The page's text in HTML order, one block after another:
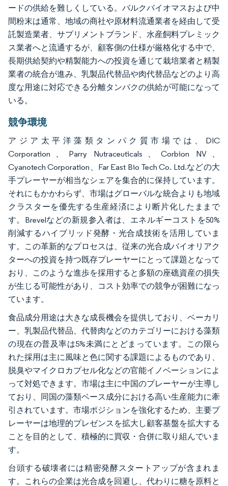
ードの供給を難しくしている。バルクバイオマスおよび中
間粉末は通常、地域の商社や原材料流通業者を経由して受
託製造業者、サプリメントブランド、水産飼料プレミック
ス業者へと流通するが、顧客側の仕様が厳格化する中で、
長期供給契約や精製能力への投資を通じて栽培業者と精製
業者の統合が進み、乳製品代替品や肉代替品などのより高
度な用途に対応できる分離タンパクの供給が可能になって
いる。
競争環境
アジア太平洋藻類タンパク質市場では、DIC
Corporation、Parry Nutraceuticals、Corbion NV、
Cyanotech Corporation、Far East Bio Tech Co. Ltd.などの大
手プレーヤーが相当なシェアを集合的に保持しています。
それにもかかわらず、市場はグローバルな統合よりも地域
クラスターを優先する生産経済により断片化したままで
す。Brevelなどの新規参入者は、エネルギーコストを50%
削減するハイブリッド発酵・光合成技術を活用していま
す。この革新的なプロセスは、従来の光合成バイオリアク
ターへの投資を持つ既存プレーヤーにとって課題となって
おり、このような進歩を採用すると多額の座礁資産の損失
が生じる可能性があり、コスト効率での競争が困難になっ
ています。
食品成分用途は大きな成長機会を提供しており、ベーカリ
ー、乳製品代替品、代替肉などのカテゴリーにおける藻類
の現在の普及率は5%未満にとどまっています。この限ら
れた採用は主に風味と色に関する課題によるものであり、
脱臭やマイクロカプセル化などの官能イノベーションによ
って対処できます。市場は主に中国のプレーヤーが主導し
ており、同国の藻類ベース成分における高い生産能力に牽
引されています。市場ポジションを強化するため、主要プ
レーヤーは地理的プレゼンスを拡大し顧客基盤を拡大する
ことを目的として、積極的に買収・合併に取り組んでいま
す。
台頭する破壊者には精密発酵スタートアップが含まれま
す。これらの企業は光合成を回避し、代わりに糖を原料と